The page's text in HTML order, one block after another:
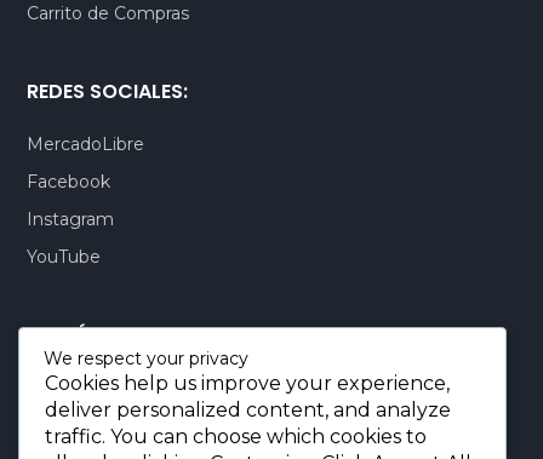
Carrito de Compras
REDES SOCIALES:
MercadoLibre
Facebook
Instagram
YouTube
CONTÁCTENOS:
Quito-Ecuador:+593 99 803 7777
Llamadas: +593 99 803 7777
Miami-USA:
+1 (872) 295 6069
We respect your privacy
Cookies help us improve your experience,
deliver personalized content, and analyze
traffic. You can choose which cookies to